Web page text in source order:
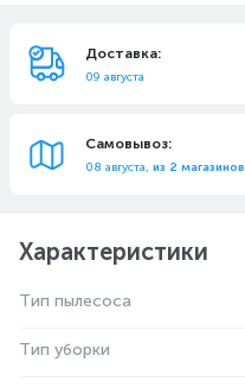
Доставка:
09 августа
Самовывоз:
08 августа, из 2 магазинов
Характеристики
Тип пылесоса
Тип уборки